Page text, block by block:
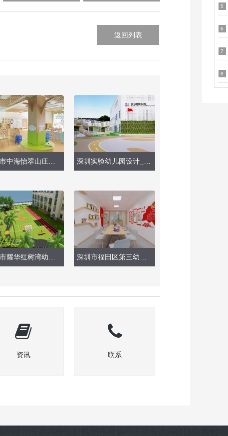
5
6
7
8
返回列表
深圳市中海怡翠山庄幼儿园（现场实景） 深圳实验幼儿园设计_侨香部（操场、外墙）
资讯 联系